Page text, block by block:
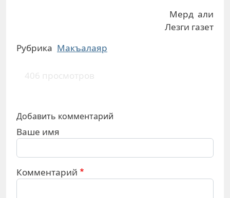
Мерд али
Лезги газет
Рубрика Макъалаяр
406 просмотров
Добавить комментарий
Ваше имя
Комментарий